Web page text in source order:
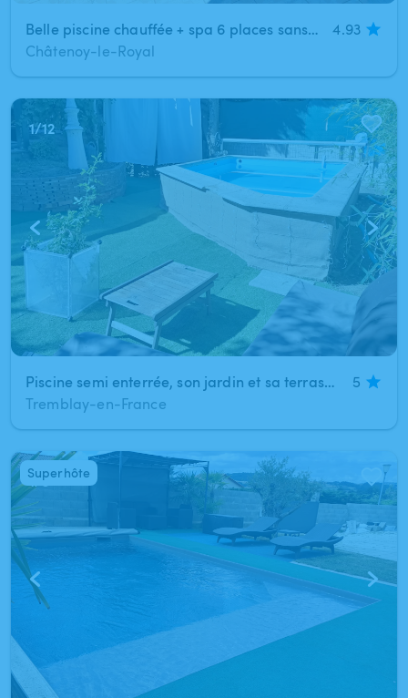
Belle piscine chauffée + spa 6 places sans vis à vis
4.93
Châtenoy-le-Royal
1/12
Piscine semi enterrée, son jardin et sa terrasse sous pergola
5
Tremblay-en-France
1/3
Superhôte